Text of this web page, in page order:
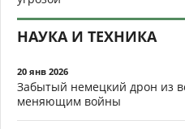
НАУКА И ТЕХНИКА
20 янв 2026
Забытый немецкий дрон из
меняющим войны